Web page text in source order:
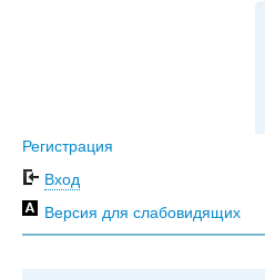
Регистрация
Вход
Версия для слабовидящих